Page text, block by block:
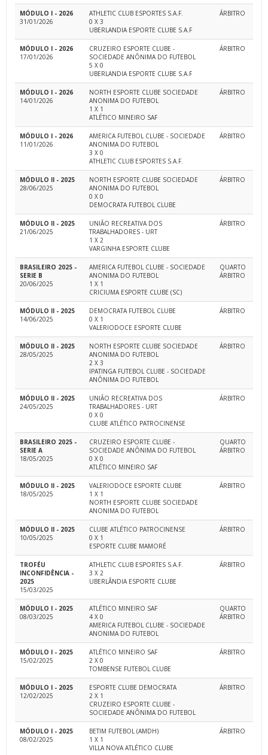
MÓDULO I - 2026
31/01/2026
ATHLETIC CLUB ESPORTES S.A.F.
0 X 3
UBERLANDIA ESPORTE CLUBE S.A.F
ÁRBITRO
MÓDULO I - 2026
17/01/2026
CRUZEIRO ESPORTE CLUBE -
SOCIEDADE ANÔNIMA DO FUTEBOL
5 X 0
UBERLANDIA ESPORTE CLUBE S.A.F
ÁRBITRO
MÓDULO I - 2026
14/01/2026
NORTH ESPORTE CLUBE SOCIEDADE
ANONIMA DO FUTEBOL
1 X 1
ATLÉTICO MINEIRO SAF
ÁRBITRO
MÓDULO I - 2026
11/01/2026
AMERICA FUTEBOL CLUBE - SOCIEDADE
ANONIMA DO FUTEBOL
3 X 0
ATHLETIC CLUB ESPORTES S.A.F.
ÁRBITRO
MÓDULO II - 2025
28/06/2025
NORTH ESPORTE CLUBE SOCIEDADE
ANONIMA DO FUTEBOL
0 X 0
DEMOCRATA FUTEBOL CLUBE
ÁRBITRO
MÓDULO II - 2025
21/06/2025
UNIÃO RECREATIVA DOS
TRABALHADORES - URT
1 X 2
VARGINHA ESPORTE CLUBE
ÁRBITRO
BRASILEIRO 2025 -
SERIE B
20/06/2025
AMERICA FUTEBOL CLUBE - SOCIEDADE
ANONIMA DO FUTEBOL
1 X 1
CRICIUMA ESPORTE CLUBE (SC)
QUARTO
ÁRBITRO
MÓDULO II - 2025
14/06/2025
DEMOCRATA FUTEBOL CLUBE
0 X 1
VALERIODOCE ESPORTE CLUBE
ÁRBITRO
MÓDULO II - 2025
28/05/2025
NORTH ESPORTE CLUBE SOCIEDADE
ANONIMA DO FUTEBOL
2 X 3
IPATINGA FUTEBOL CLUBE - SOCIEDADE
ANÔNIMA DO FUTEBOL
ÁRBITRO
MÓDULO II - 2025
24/05/2025
UNIÃO RECREATIVA DOS
TRABALHADORES - URT
0 X 0
CLUBE ATLÉTICO PATROCINENSE
ÁRBITRO
BRASILEIRO 2025 -
SERIE A
18/05/2025
CRUZEIRO ESPORTE CLUBE -
SOCIEDADE ANÔNIMA DO FUTEBOL
0 X 0
ATLÉTICO MINEIRO SAF
QUARTO
ÁRBITRO
MÓDULO II - 2025
18/05/2025
VALERIODOCE ESPORTE CLUBE
1 X 1
NORTH ESPORTE CLUBE SOCIEDADE
ANONIMA DO FUTEBOL
ÁRBITRO
MÓDULO II - 2025
10/05/2025
CLUBE ATLÉTICO PATROCINENSE
0 X 1
ESPORTE CLUBE MAMORÉ
ÁRBITRO
TROFÉU
INCONFIDÊNCIA -
2025
15/03/2025
ATHLETIC CLUB ESPORTES S.A.F.
3 X 2
UBERLÂNDIA ESPORTE CLUBE
ÁRBITRO
MÓDULO I - 2025
08/03/2025
ATLÉTICO MINEIRO SAF
4 X 0
AMERICA FUTEBOL CLUBE - SOCIEDADE
ANONIMA DO FUTEBOL
QUARTO
ÁRBITRO
MÓDULO I - 2025
15/02/2025
ATLÉTICO MINEIRO SAF
2 X 0
TOMBENSE FUTEBOL CLUBE
ÁRBITRO
MÓDULO I - 2025
12/02/2025
ESPORTE CLUBE DEMOCRATA
2 X 1
CRUZEIRO ESPORTE CLUBE -
SOCIEDADE ANÔNIMA DO FUTEBOL
ÁRBITRO
MÓDULO I - 2025
08/02/2025
BETIM FUTEBOL (AMDH)
1 X 1
VILLA NOVA ATLÉTICO CLUBE
ÁRBITRO